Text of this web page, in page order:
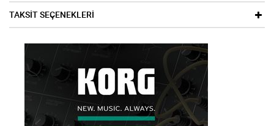
TAKSİT SEÇENEKLERİ